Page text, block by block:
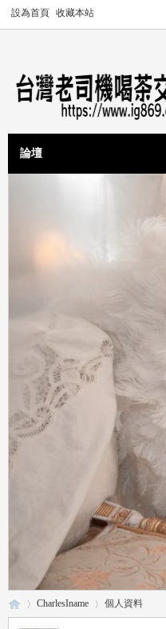
設為首頁 收藏本站
論壇
CharlesIname 個人資料